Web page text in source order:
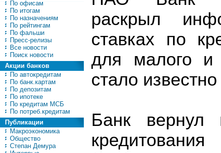
По офисам
По итогам
По назначениям
По рейтингам
По фальши
Пресс-релизы
Все новости
Поиск новости
Акции банков
По автокредитам
По банк.картам
По депозитам
По ипотеке
По кредитам МСБ
По потреб.кредитам
Публикации
Макроэкономика
Общество
Степан Демура
раскрыл
ставках по
для малого и
стало
Банк вернул